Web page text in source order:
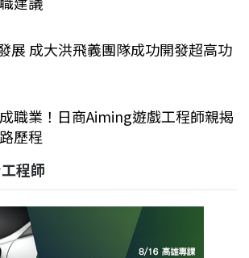
展 成大洪飛義團隊成功開發超高功
職業！日商Aiming遊戲工程師親揭
歷程
程師